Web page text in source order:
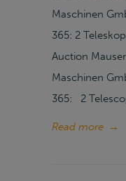
Maschinen
365: 2
Auction
Maschinen
365: 2
Read more →